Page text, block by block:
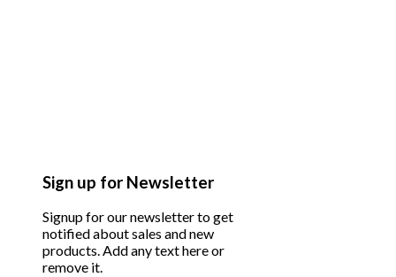
Sign up for Newsletter
Signup for our newsletter to get
notified about sales and new
products. Add any text here or
remove it.